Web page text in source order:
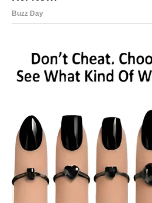
TON ŽIVOTA
velikim promenama – preseljenju,
ulaganju u sebe ili ulasku u
Ovo nije prolazna faza. Ovo je
ZNAKOVI DA SE
PRIBLIŽAVA